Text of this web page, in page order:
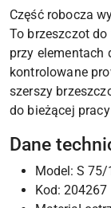
Część robocza
To brzeszczot
przy elementach
kontrolowane
szerszy
do bieżącej
Dane
Model: S
Kod: 204267